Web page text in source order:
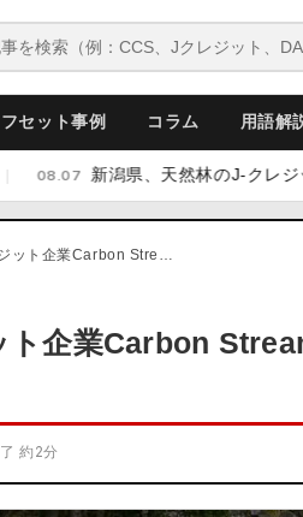
セット事例 コラム 用語解
新潟県、天然林のJ-クレジットを販
ット企業Carbon Stre…
ト企業Carbon
約2分